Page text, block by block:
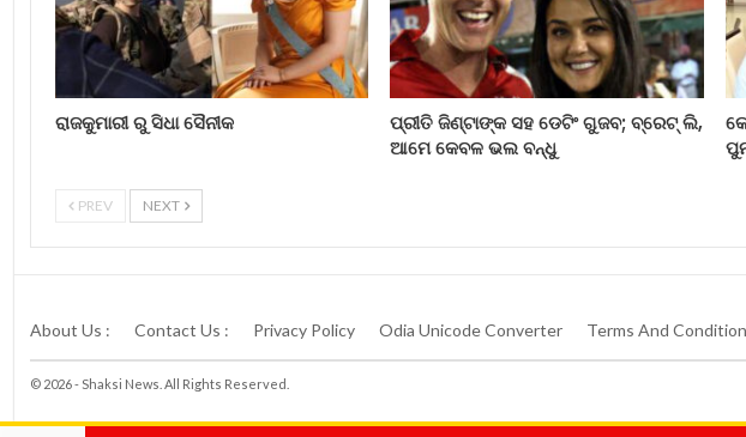
ରାଜକୁମାରୀ ରୁ ସିଧା ସୈନୀକ
ପ୍ରୀତି ଜିଣ୍ଟାଙ୍କ ସହ ଡେଟିଂ ଗୁଜବ; ବ୍ରେଟ୍ ଲି,
ଆମେ କେବଳ ଭଲ ବନ୍ଧୁ
PREV NEXT
About Us : Contact Us : Privacy Policy Odia Unicode Converter Terms And
© 2026 - Shaksi News. All Rights Reserved.